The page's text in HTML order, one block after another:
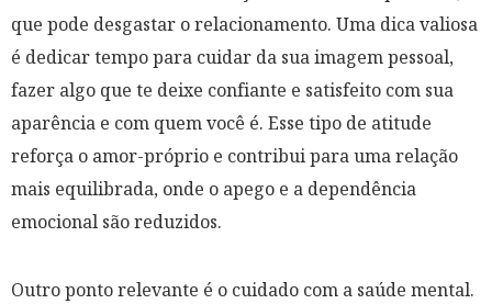
que pode desgastar o relacionamento. Uma dica valiosa
é dedicar tempo para cuidar da sua imagem pessoal,
fazer algo que te deixe confiante e satisfeito com sua
aparência e com quem você é. Esse tipo de atitude
reforça o amor-próprio e contribui para uma relação
mais equilibrada, onde o apego e a dependência
emocional são reduzidos.
Outro ponto relevante é o cuidado com a saúde mental.